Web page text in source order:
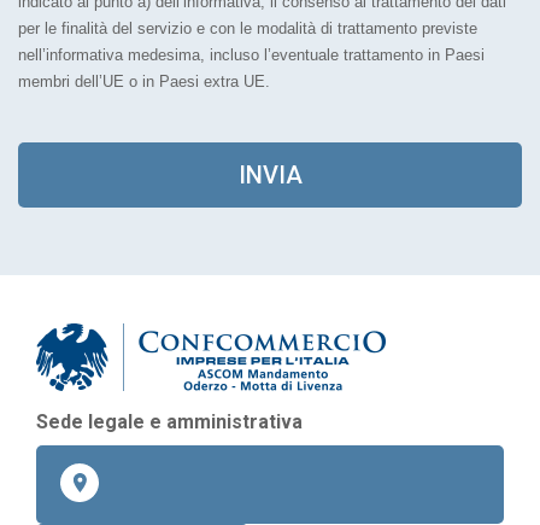
per le finalità del servizio e con le modalità di trattamento previste
nell’informativa medesima, incluso l’eventuale trattamento in Paesi
membri dell’UE o in Paesi extra UE.
INVIA
Sede legale e amministrativa